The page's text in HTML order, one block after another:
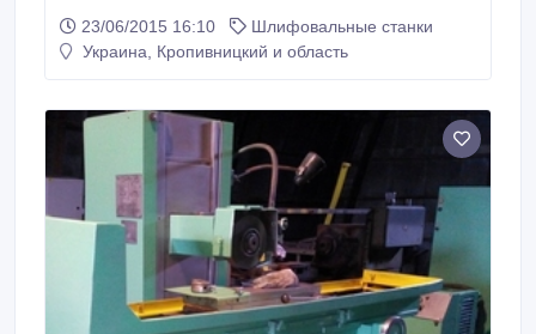
23/06/2015 16:10
Шлифовальные станки
Украина, Кропивницкий и область